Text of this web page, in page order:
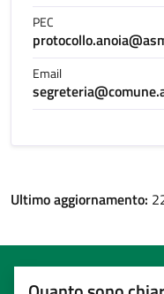
PEC
Email
Ultimo aggiornamento: